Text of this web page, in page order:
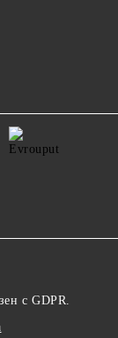
с GDPR.